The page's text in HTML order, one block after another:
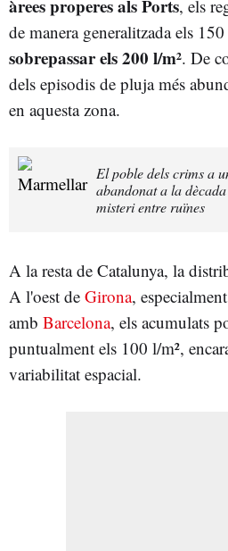
àrees properes als Ports, els
de manera generalitzada els
sobrepassar els 200 l/m². De
dels episodis de pluja més
en aquesta zona.
El poble dels crims a
abandonat a la
misteri entre ruïnes
A la resta de Catalunya, la
A l'oest de Girona,
amb Barcelona, els acumulats
puntualment els 100 l/m²,
variabilitat espacial.